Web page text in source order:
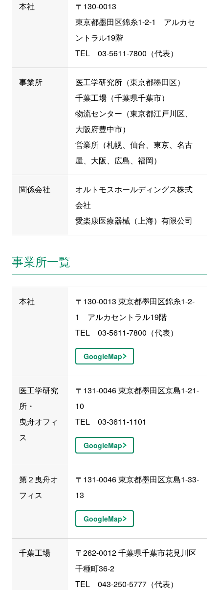
本社
〒130-0013
東京都墨田区錦糸1-2-1 アルカセ
ントラル19階
TEL 03-5611-7800（代表）
事業所
医工学研究所（東京都墨田区）
千葉工場（千葉県千葉市）
物流センター（東京都江戸川区、
大阪府豊中市）
営業所（札幌、仙台、東京、名古
屋、大阪、広島、福岡）
関係会社
オルトモスホールディングス株式
会社
愛楽康医療器械（上海）有限公司
事業所一覧
本社
〒130-0013 東京都墨田区錦糸1-2-
1 アルカセントラル19階
TEL 03-5611-7800（代表）
GoogleMap
医工学研究
所・
曳舟オフィ
ス
〒131-0046 東京都墨田区京島1-21-
10
TEL 03-3611-1101
GoogleMap
第２曳舟オ
フィス
〒131-0046 東京都墨田区京島1-33-
13
GoogleMap
千葉工場
〒262-0012 千葉県千葉市花見川区
千種町36-2
TEL 043-250-5777（代表）